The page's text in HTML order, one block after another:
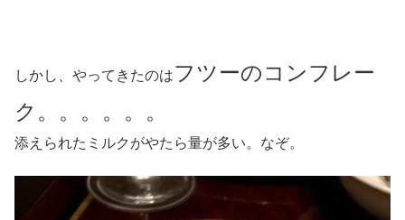
しかし、やってきたのはフツーのコンフレー
ク。。。。。。
添えられたミルクがやたら量が多い。なぞ。